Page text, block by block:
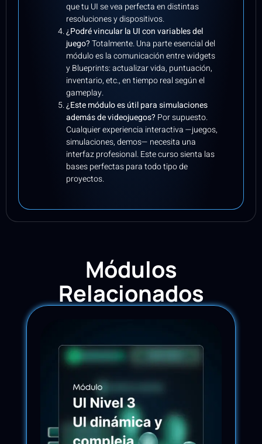
que tu UI se vea perfecta en distintas
resoluciones y dispositivos.
¿Podré vincular la UI con variables del
juego?Totalmente. Una parte esencial del
módulo es la comunicación entre widgets
y Blueprints: actualizar vida, puntuación,
inventario, etc., en tiempo real según el
gameplay.
¿Este módulo es útil para simulaciones
además de videojuegos? Por supuesto.
Cualquier experiencia interactiva —juegos,
simulaciones, demos— necesita una
interfaz profesional. Este curso sienta las
bases perfectas para todo tipo de
proyectos.
Módulos
Relacionados